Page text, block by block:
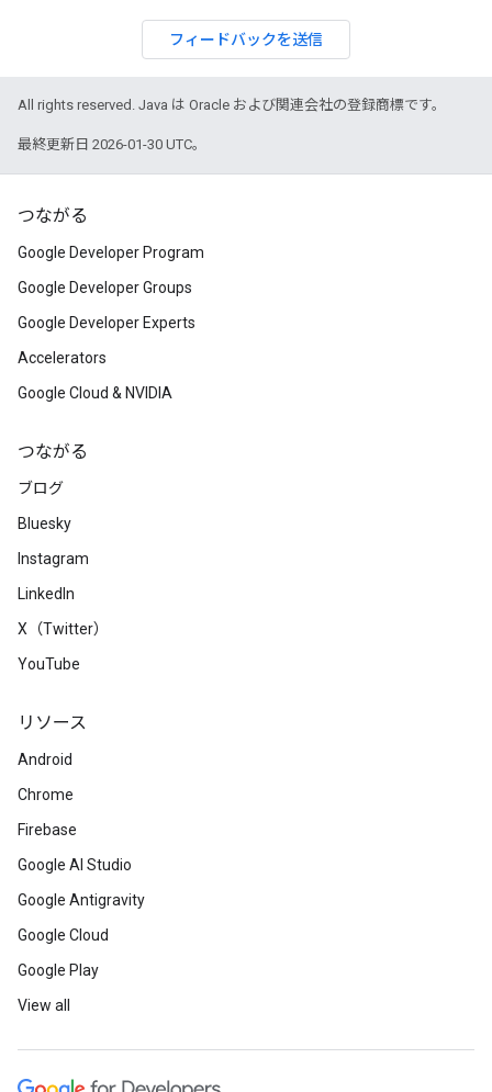
フィードバックを送信
All rights reserved. Java は Oracle および関連会社の登録商標です。
最終更新日 2026-01-30 UTC。
つながる
Google Developer Program
Google Developer Groups
Google Developer Experts
Accelerators
Google Cloud & NVIDIA
つながる
ブログ
Bluesky
Instagram
LinkedIn
X（Twitter）
YouTube
リソース
Android
Chrome
Firebase
Google AI Studio
Google Antigravity
Google Cloud
Google Play
View all